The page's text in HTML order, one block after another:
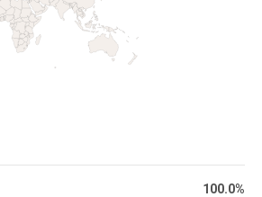
100.0%